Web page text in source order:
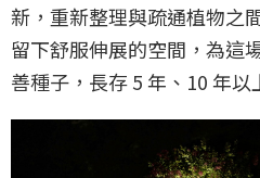
新，重新整理與疏通植物之
留下舒服伸展的空間，為這
善種子，長存 5 年、10 年以